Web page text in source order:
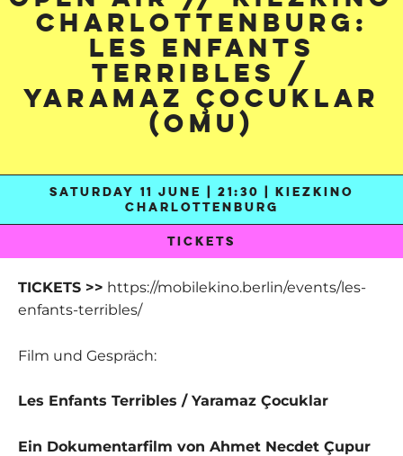
Charlottenburg:
Les Enfants
Terribles /
Yaramaz Çocuklar
(OmU)
SATURDAY 11 JUNE | 21:30 | KIEZKINO
CHARLOTTENBURG
TICKETS
TICKETS >> https://mobilekino.berlin/events/les-
enfants-terribles/
Film und Gespräch:
Les Enfants Terribles / Yaramaz Çocuklar
Ein Dokumentarfilm von Ahmet Necdet Çupur